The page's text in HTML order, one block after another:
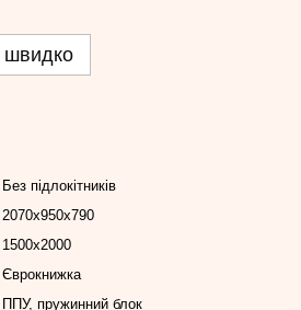
швидко
Без підлокітників
2070х950х790
1500х2000
Єврокнижка
ППУ, пружинний блок